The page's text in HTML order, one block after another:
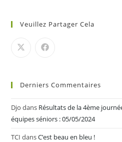
Veuillez Partager Cela
Derniers Commentaires
Djo dans Résultats de la 4ème
équipes séniors : 05/05/2024
TCI dansC’est beau en bleu !